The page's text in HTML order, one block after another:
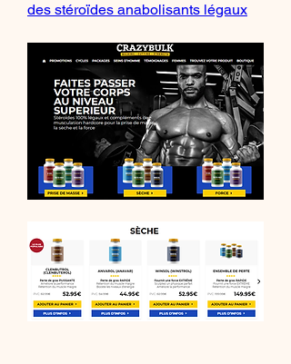
des stéroïdes anabolisants légaux